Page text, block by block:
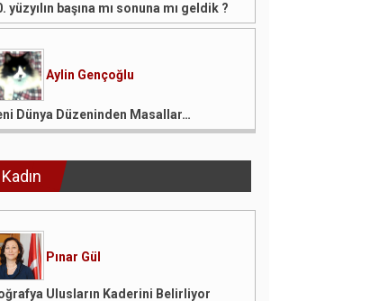
yüzyılın başına mı sonuna mı geldik ?
Aylin Gençoğlu
Dünya Düzeninden Masallar…
Pınar Gül
Ulusların Kaderini Belirliyor